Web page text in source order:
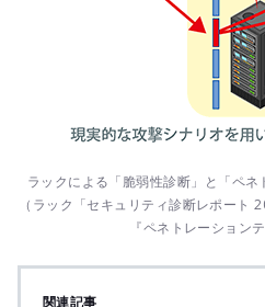
ラックによる「脆弱性診断」と「ペ
（ラック「セキュリティ診断レポート
『ペネトレーション
関連記事